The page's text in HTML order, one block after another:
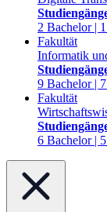
2 Bachelor |
Fakultät
Informatik
9 Bachelor |
Fakultät
6 Bachelor |